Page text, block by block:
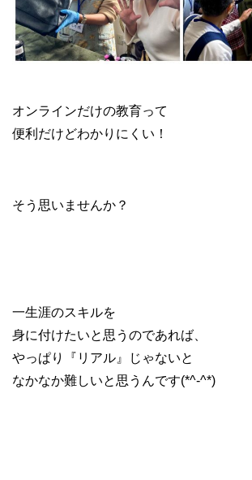
オンラインだけの教育って
便利だけどわかりにくい！
そう思いませんか？
一生涯のスキルを
身に付けたいと思うのであれば、
やっぱり『リアル』じゃないと
なかなか難しいと思うんです(*^-^*)